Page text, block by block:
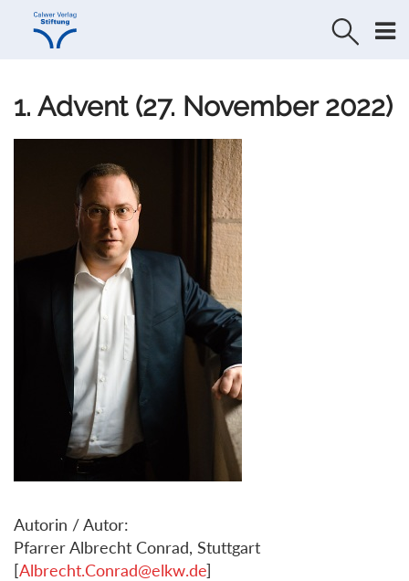
Direkt
Direkt
1. Advent (27. November 2022)
Autorin / Autor:
Pfarrer Albrecht Conrad, Stuttgart
[Albrecht.Conrad@elkw.de]